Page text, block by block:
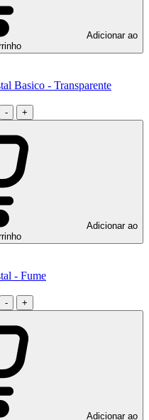
Basico - Transparente
- +
- Fume
- +